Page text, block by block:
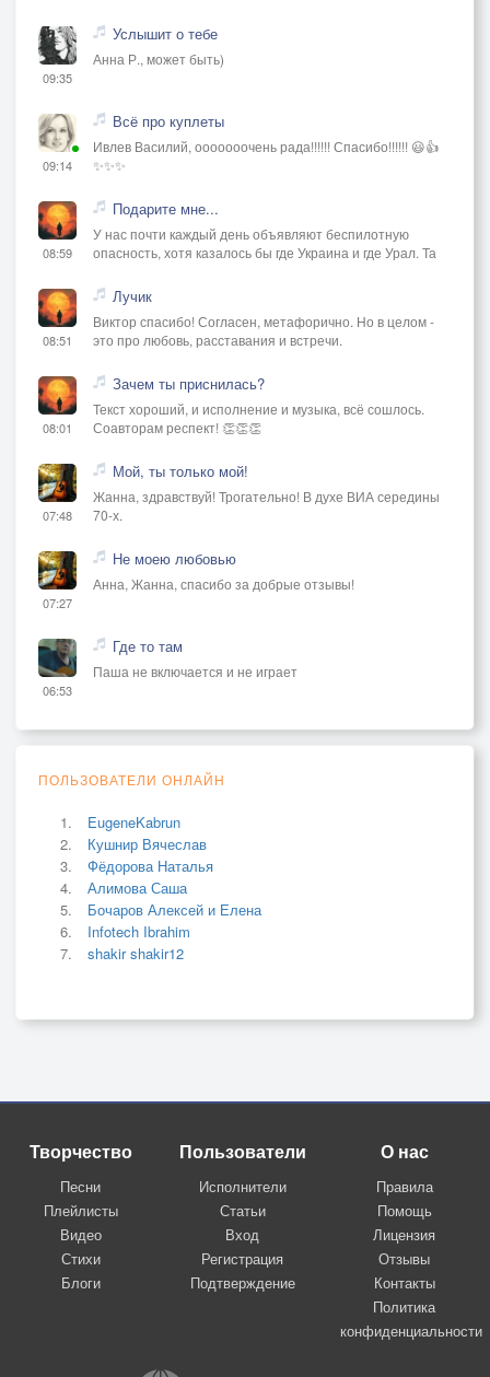
09:35
Услышит о тебе
Анна Р., может быть)
09:14
Всё про куплеты
Ивлев Василий, ооооооочень рада!!!!!! Спасибо!!!!!! 😃👍
✨✨✨
08:59
Подарите мне...
У нас почти каждый день объявляют беспилотную
опасность, хотя казалось бы где Украина и где Урал. Та
08:51
Лучик
Виктор спасибо! Согласен, метафорично. Но в целом -
это про любовь, расставания и встречи.
08:01
Зачем ты приснилась?
Текст хороший, и исполнение и музыка, всё сошлось.
Соавторам респект! 👏👏👏
07:48
Мой, ты только мой!
Жанна, здравствуй! Трогательно! В духе ВИА середины
70-х.
07:27
Не моею любовью
Анна, Жанна, спасибо за добрые отзывы!
06:53
Где то там
Паша не включается и не играет
ПОЛЬЗОВАТЕЛИ ОНЛАЙН
EugeneKabrun
Кушнир Вячеслав
Фёдорова Наталья
Алимова Саша
Бочаров Алексей и Елена
Infotech Ibrahim
shakir shakir12
Творчество
Песни
Плейлисты
Видео
Стихи
Блоги
Пользователи
Исполнители
Статьи
Вход
Регистрация
Подтверждение
О нас
Правила
Помощь
Лицензия
Отзывы
Контакты
Политика
конфиденциальности